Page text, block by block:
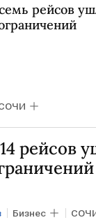
рейсов
рейсов
Бизнес